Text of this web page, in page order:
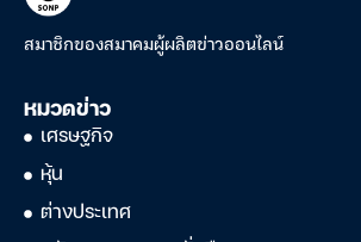
สมาชิกของสมาคมผู้ผลิตข่าวออนไลน์
หมวดข่าว
เศรษฐกิจ
หุ้น
ต่างประเทศ